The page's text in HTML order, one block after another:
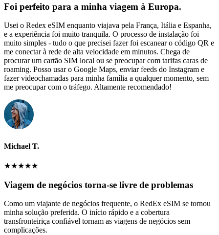
Foi perfeito para a minha viagem à Europa.
Usei o Redex eSIM enquanto viajava pela França, Itália e Espanha,
e a experiência foi muito tranquila. O processo de instalação foi
muito simples - tudo o que precisei fazer foi escanear o código QR e
me conectar à rede de alta velocidade em minutos. Chega de
procurar um cartão SIM local ou se preocupar com tarifas caras de
roaming. Posso usar o Google Maps, enviar feeds do Instagram e
fazer videochamadas para minha família a qualquer momento, sem
me preocupar com o tráfego. Altamente recomendado!
Michael T.
★★★★★
Viagem de negócios torna-se livre de problemas
Como um viajante de negócios frequente, o RedEx eSIM se tornou
minha solução preferida. O início rápido e a cobertura
transfronteiriça confiável tornam as viagens de negócios sem
complicações.